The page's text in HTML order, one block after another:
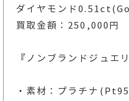
ダイヤモンド
買取金額：250,000円
『ノンブランドジュエ
・素材：プラチナ